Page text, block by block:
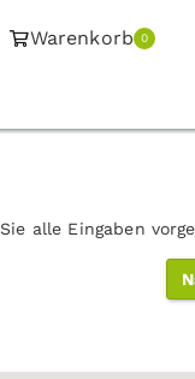
Warenkorb 0
alle Eingaben